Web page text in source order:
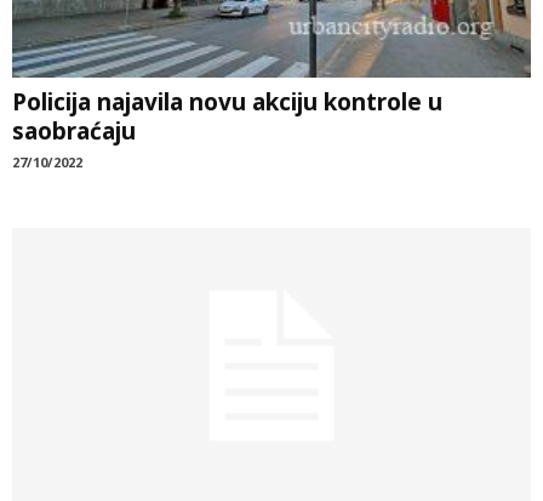
Policija najavila novu akciju kontrole u
saobraćaju
27/10/2022